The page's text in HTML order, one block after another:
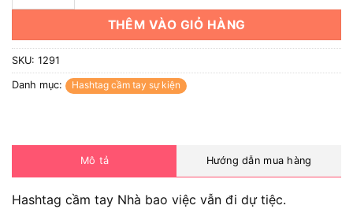
THÊM VÀO GIỎ HÀNG
SKU: 1291
Danh mục: Hashtag cầm tay sự kiện
Mô tả Hướng dẫn mua hàng
Hashtag cầm tay Nhà bao việc vẫn đi dự tiệc.